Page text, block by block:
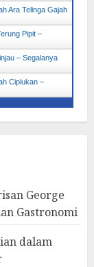
Ara Telinga Gajah
Pipit –
– Segalanya
Ciplukan –
George
Gastronomi
dalam